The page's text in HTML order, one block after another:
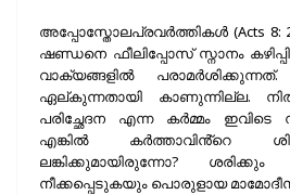
അപ്പോസ്തോലപ്രവർത്തികൾ (Acts
ഷണ്ഡനെ ഫീലിപ്പോസ് സ്നാനം
വാക്യങ്ങളിൽ
ഏല്കുന്നതായി കാണുന്നില്ല.
പരിച്ഛേദന എന്ന കർമ്മം
എങ്കിൽ കർത്താവിൻ്റെ
ലങ്കിക്കുമായിരുന്നോ? ശരിക്കും
നീക്കപ്പെടുകയും പൊരുളായ